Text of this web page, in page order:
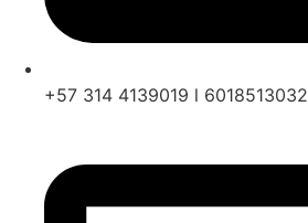
+57 314 4139019 l 6018513032